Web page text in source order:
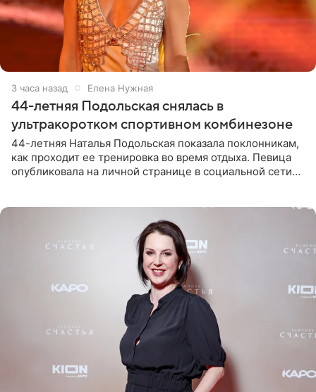
3 часа назад Елена Нужная
44-летняя Подольская снялась в
ультракоротком спортивном комбинезоне
44-летняя Наталья Подольская показала поклонникам,
как проходит ее тренировка во время отдыха. Певица
опубликовала на личной странице в социальной сети